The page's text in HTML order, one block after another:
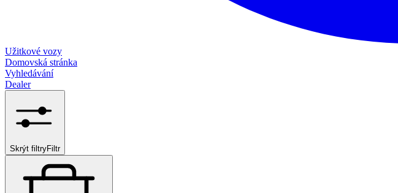
Užitkové vozy
Domovská stránka
Vyhledávání
Dealer
Skrýt filtryFiltr